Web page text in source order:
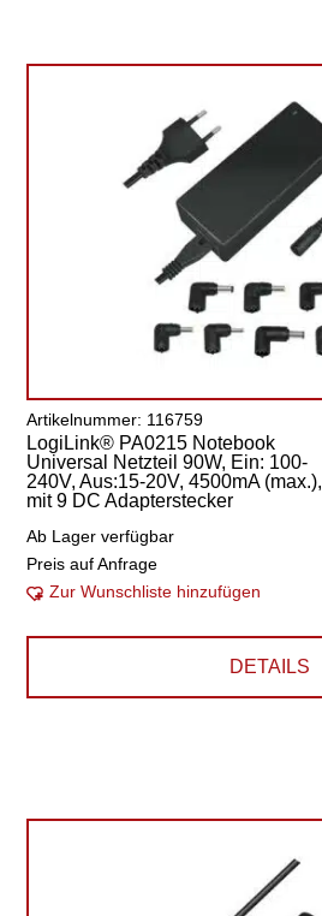
Artikelnummer: 116759
LogiLink® PA0215 Notebook
Universal Netzteil 90W, Ein: 100-
240V, Aus:15-20V, 4500mA (max.),
mit 9 DC Adapterstecker
Ab Lager verfügbar
Preis auf Anfrage
Zur Wunschliste hinzufügen
DETAILS